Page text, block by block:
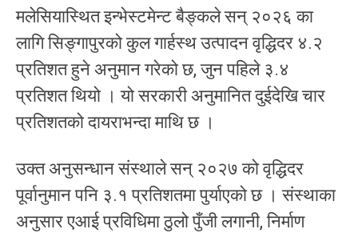
मलेसियास्थित इन्भेस्टमेन्ट बैङ्कले सन् २०२६ का
लागि सिङ्गापुरको कुल गार्हस्थ उत्पादन वृद्धिदर ४.२
प्रतिशत हुने अनुमान गरेको छ, जुन पहिले ३.४
प्रतिशत थियो । यो सरकारी अनुमानित दुईदेखि चार
प्रतिशतको दायराभन्दा माथि छ ।
उक्त अनुसन्धान संस्थाले सन् २०२७ को वृद्धिदर
पूर्वानुमान पनि ३.१ प्रतिशतमा पुर्याएको छ । संस्थाका
अनुसार एआई प्रविधिमा ठुलो पुँजी लगानी, निर्माण